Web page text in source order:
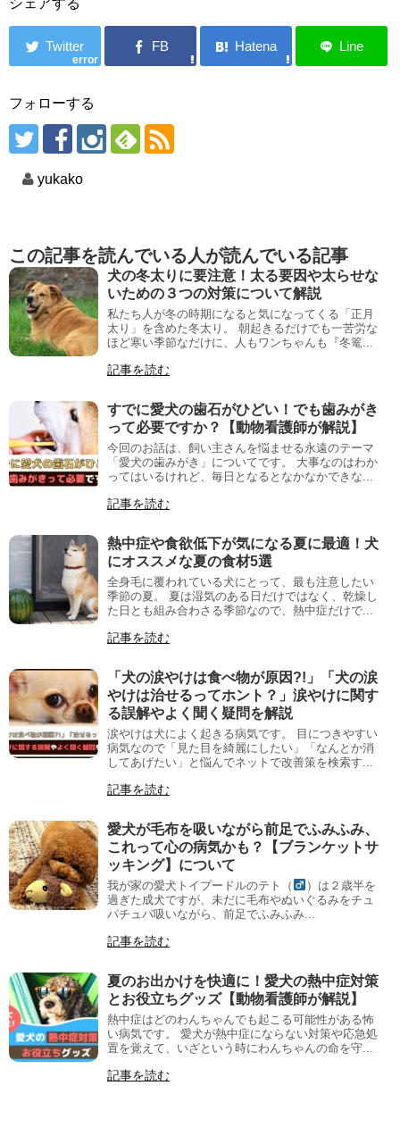
error
フォローする
yukako
この記事を読んでいる人が読んでいる記事
犬の冬太りに要注意！太る要因や太らせな
いための３つの対策について解説
私たち人が冬の時期になると気になってくる「正月
太り」を含めた冬太り。 朝起きるだけでも一苦労な
ほど寒い季節なだけに、人もワンちゃんも『冬篭...
記事を読む
すでに愛犬の歯石がひどい！でも歯みがき
って必要ですか？【動物看護師が解説】
今回のお話は、飼い主さんを悩ませる永遠のテーマ
「愛犬の歯みがき」についてです。 大事なのはわか
ってはいるけれど、毎日となるとなかなかできな...
記事を読む
熱中症や食欲低下が気になる夏に最適！犬
にオススメな夏の食材5選
全身毛に覆われている犬にとって、最も注意したい
季節の夏。 夏は湿気のある日だけではなく、乾燥し
た日とも組み合わさる季節なので、熱中症だけで...
記事を読む
「犬の涙やけは食べ物が原因?!」「犬の涙
やけは治せるってホント？」涙やけに関す
る誤解やよく聞く疑問を解説
涙やけは犬によく起きる病気です。 目につきやすい
病気なので「見た目を綺麗にしたい」「なんとか消
してあげたい」と悩んでネットで改善策を検索す...
記事を読む
愛犬が毛布を吸いながら前足でふみふみ、
これって心の病気かも？【ブランケットサ
ッキング】について
我が家の愛犬トイプードルのテト（
）は２歳半を
過ぎた成犬ですが、未だに毛布やぬいぐるみをチュ
パチュパ吸いながら、前足でふみふみ...
記事を読む
夏のお出かけを快適に！愛犬の熱中症対策
とお役立ちグッズ【動物看護師が解説】
熱中症はどのわんちゃんでも起こる可能性がある怖
い病気です。 愛犬が熱中症にならない対策や応急処
置を覚えて、いざという時にわんちゃんの命を守...
記事を読む